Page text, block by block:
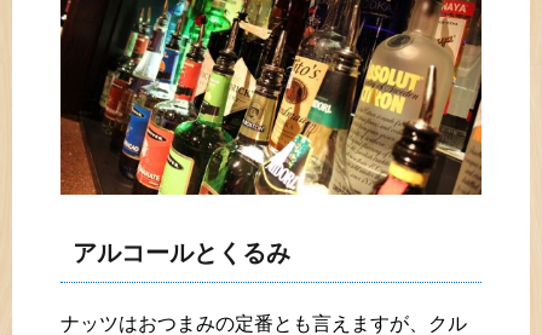
アルコールとくるみ
ナッツはおつまみの定番とも言えますが、クル